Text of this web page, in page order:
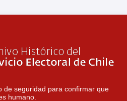
de seguridad para confirmar que
humano.